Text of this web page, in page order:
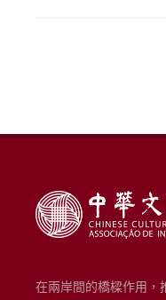
在兩岸間的橋樑作用，